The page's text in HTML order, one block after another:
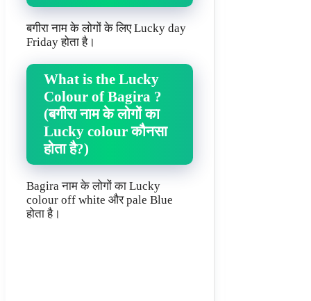
बगीरा नाम के लोगों के लिए Lucky day
Friday होता है।
What is the Lucky
Colour of Bagira ?
(बगीरा नाम के लोगों का
Lucky colour कौनसा
होता है?)
Bagira नाम के लोगों का Lucky
colour off white और pale Blue
होता है।